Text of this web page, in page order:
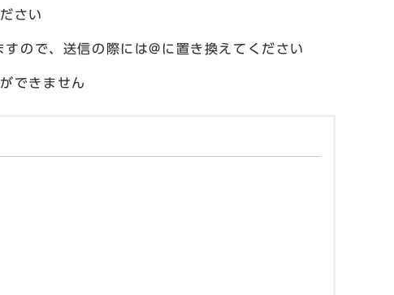
さい
ので、送信の際には@に置き換えてください
できません